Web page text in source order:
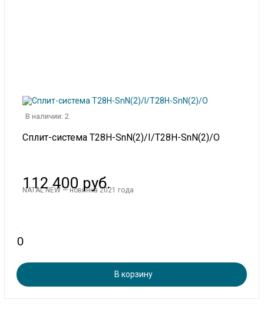
В наличии: 2
Сплит-система T28H-SnN(2)/I/T28H-SnN(2)/O
NATAL NEW — новинка 2021 года
112 400 руб.
В корзину